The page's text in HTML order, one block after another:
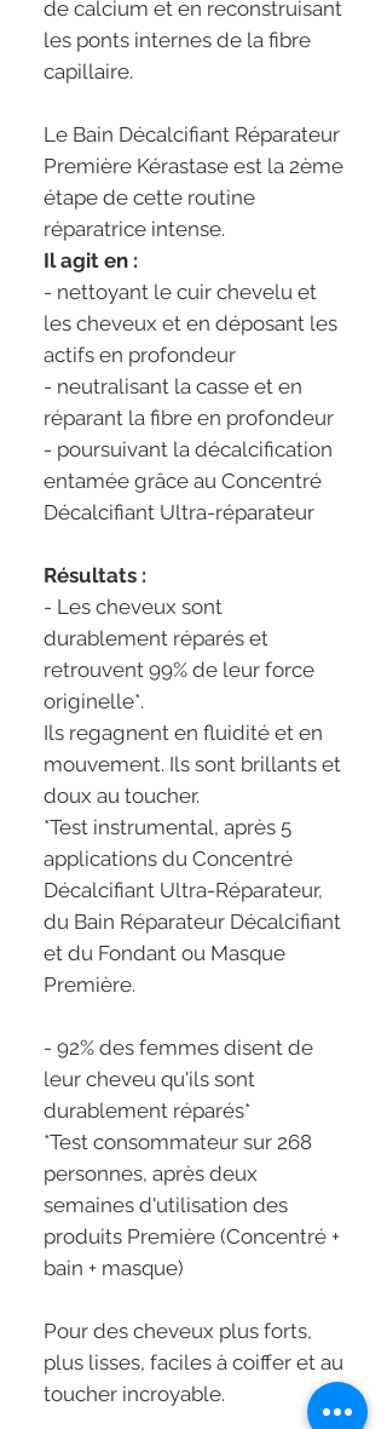
de calcium et en reconstruisant
les ponts internes de la fibre
capillaire.
Le Bain Décalcifiant Réparateur
Première Kérastase est la 2ème
étape de cette routine
réparatrice intense.
Il agit en :
- nettoyant le cuir chevelu et
les cheveux et en déposant les
actifs en profondeur
- neutralisant la casse et en
réparant la fibre en profondeur
- poursuivant la décalcification
entamée grâce au Concentré
Décalcifiant Ultra-réparateur
Résultats :
- Les cheveux sont
durablement réparés et
retrouvent 99% de leur force
originelle*.
Ils regagnent en fluidité et en
mouvement. Ils sont brillants et
doux au toucher.
*Test instrumental, après 5
applications du Concentré
Décalcifiant Ultra-Réparateur,
du Bain Réparateur Décalcifiant
et du Fondant ou Masque
Première.
- 92% des femmes disent de
leur cheveu qu'ils sont
durablement réparés*
*Test consommateur sur 268
personnes, après deux
semaines d'utilisation des
produits Première (Concentré +
bain + masque)
Pour des cheveux plus forts,
plus lisses, faciles à coiffer et au
toucher incroyable.